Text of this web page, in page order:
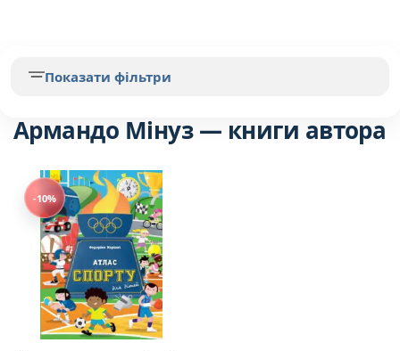
Армандо Мінуз — книги автора
-10%
Показати фільтри